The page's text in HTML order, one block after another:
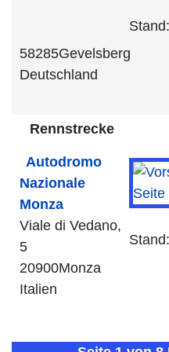
Stand:
58285Gevelsberg
Deutschland
Rennstrecke
Stand:
Autodromo
Nazionale
Monza
Viale di Vedano,
5
20900Monza
Italien